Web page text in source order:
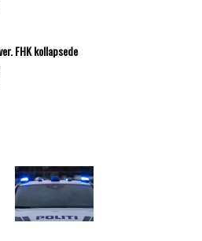
FHK kollapsede